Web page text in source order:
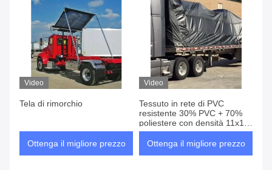
Video
Tela di rimorchio
Ottenga il migliore prezzo
Video
Tessuto in rete di PVC
resistente 30% PVC + 70%
poliestere con densità 11x11
e spessore 0,3-0,5 mm per
uso industriale
Ottenga il migliore prezzo